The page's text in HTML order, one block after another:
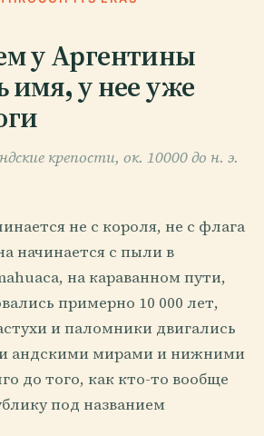
у Аргентины
имя, у нее уже
крепости, ок. 10000 до н. э.
не с короля, не с флага
начинается с пыли в
на караванном пути,
примерно 10 000 лет,
и паломники двигались
андскими мирами и нижними
до того, как кто-то вообще
под названием